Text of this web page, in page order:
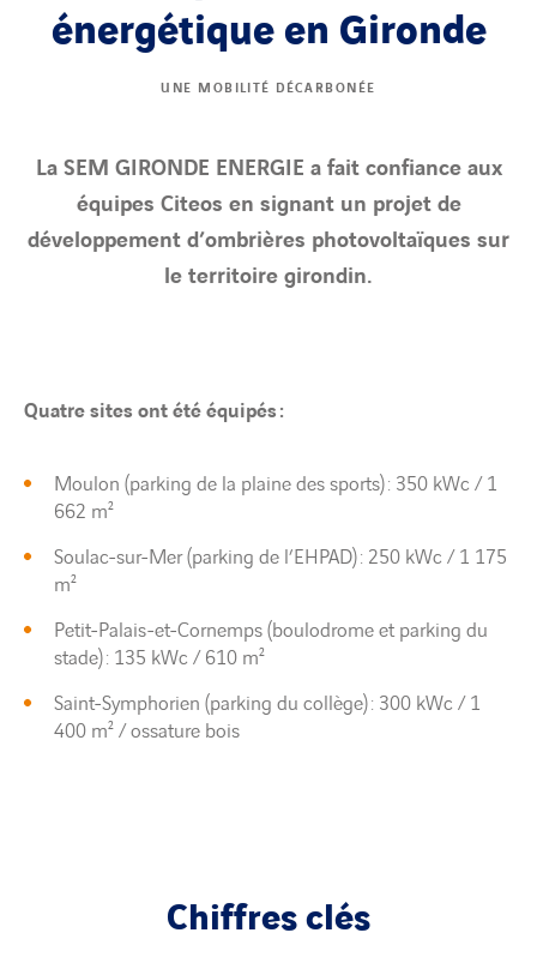
énergétique en Gironde
UNE MOBILITÉ DÉCARBONÉE
La SEM GIRONDE ENERGIE a fait confiance aux
équipes Citeos en signant un projet de
développement d’ombrières photovoltaïques sur
le territoire girondin.
Quatre sites ont été équipés :
Moulon (parking de la plaine des sports) : 350 kWc / 1
662 m²
Soulac-sur-Mer (parking de l’EHPAD) : 250 kWc / 1 175
m²
Petit-Palais-et-Cornemps (boulodrome et parking du
stade) : 135 kWc / 610 m²
Saint-Symphorien (parking du collège) : 300 kWc / 1
400 m² / ossature bois
Chiffres clés